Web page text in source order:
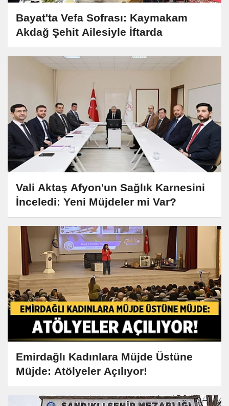
Bayat'ta Vefa Sofrası: Kaymakam
Akdağ Şehit Ailesiyle İftarda
Vali Aktaş Afyon'un Sağlık Karnesini
İnceledi: Yeni Müjdeler mi Var?
Emirdağlı Kadınlara Müjde Üstüne
Müjde: Atölyeler Açılıyor!